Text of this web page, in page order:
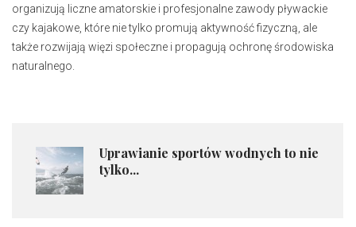
organizują liczne amatorskie i profesjonalne zawody pływackie
czy kajakowe, które nie tylko promują aktywność fizyczną, ale
także rozwijają więzi społeczne i propagują ochronę środowiska
naturalnego.
Uprawianie sportów wodnych to nie
tylko...